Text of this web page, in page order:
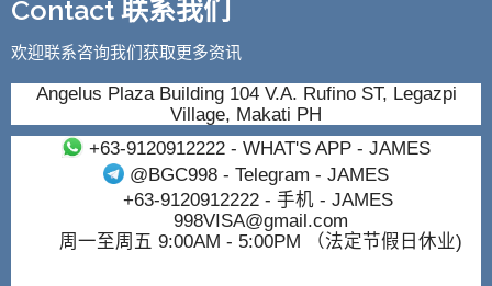
Contact 联系我们
欢迎联系咨询我们获取更多资讯
Angelus Plaza Building 104 V.A. Rufino ST, Legazpi
Village, Makati PH
+63-9120912222- WHAT'S APP - JAMES
@BGC998 - Telegram - JAMES
+63-9120912222- 手机 - JAMES
998VISA@gmail.com
周一至周五 9:00AM - 5:00PM （法定节假日休业)